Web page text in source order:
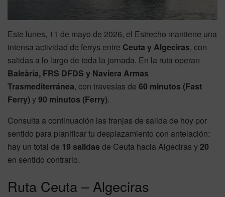
Este lunes, 11 de mayo de 2026, el Estrecho mantiene una
intensa actividad de ferrys entre Ceuta y Algeciras, con
salidas a lo largo de toda la jornada. En la ruta operan
Baleària, FRS DFDS y Naviera Armas
Trasmediterránea, con travesías de 60 minutos (Fast
Ferry)y90 minutos (Ferry).
Consulta a continuación las franjas de salida de hoy por
sentido para planificar tu desplazamiento con antelación:
hay un total de 19 salidas de Ceuta hacia Algeciras y20
en sentido contrario.
Ruta Ceuta – Algeciras